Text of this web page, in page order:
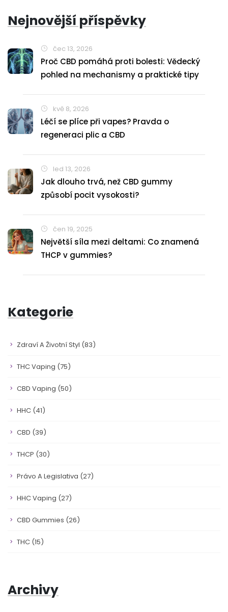
Nejnovější příspěvky
čec 13, 2026
Proč CBD pomáhá proti bolesti: Vědecký
pohled na mechanismy a praktické tipy
kvě 8, 2026
Léčí se plíce při vapes? Pravda o
regeneraci plic a CBD
led 13, 2026
Jak dlouho trvá, než CBD gummy
způsobí pocit vysokosti?
čen 19, 2025
Největší síla mezi deltami: Co znamená
THCP v gummies?
Kategorie
Zdraví A Životní Styl (83)
THC Vaping (75)
CBD Vaping (50)
HHC (41)
CBD (39)
THCP (30)
Právo A Legislativa (27)
HHC Vaping (27)
CBD Gummies (26)
THC (15)
Archivy